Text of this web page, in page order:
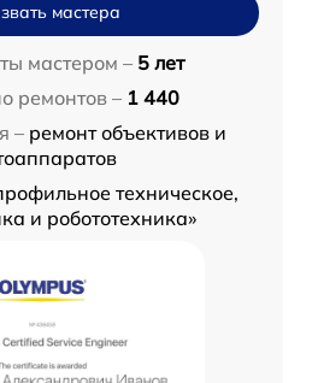
мастера
мастером – 5 лет
ремонтов – 1 440
– ремонт объективов и
техническое,
и робототехника»